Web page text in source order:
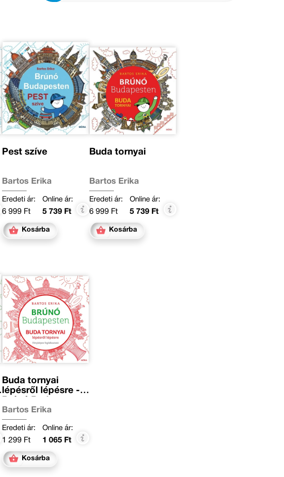
Pest szíve
Bartos Erika
Eredeti ár:
6 999 Ft
Online ár:
5 739 Ft
Kosárba
Buda tornyai
Bartos Erika
Eredeti ár:
6 999 Ft
Online ár:
5 739 Ft
Kosárba
Buda tornyai
lépésről lépésre -
1.
Bartos Erika
Eredeti ár:
1 299 Ft
Online ár:
1 065 Ft
Kosárba